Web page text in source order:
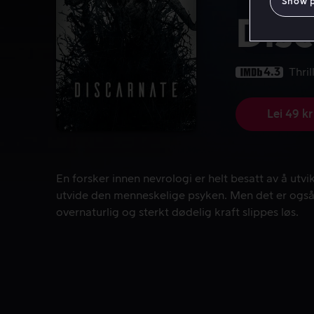
4.3
Lei 49 kr
En forsker innen nevrologi er helt besatt av å
En forsker innen nevrologi er helt besatt av å
utvide den menneskelige psyken. Men det er
overnaturlig og sterkt dødelig kraft slippes løs.